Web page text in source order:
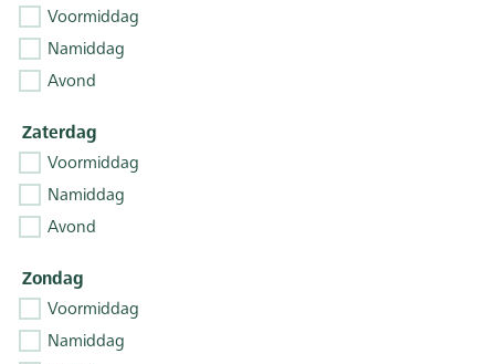
Voormiddag
Namiddag
Avond
Zaterdag
Voormiddag
Namiddag
Avond
Zondag
Voormiddag
Namiddag